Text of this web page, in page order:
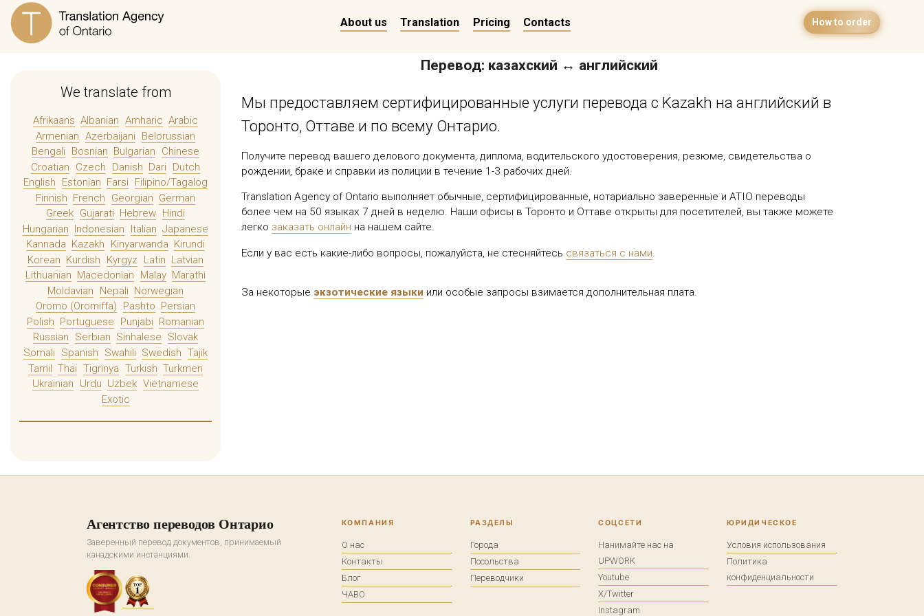
How to order
About us Translation Pricing Contacts
We translate from
Afrikaans Albanian Amharic Arabic
Armenian Azerbaijani
Belorussian
Bengali
Bosnian Bulgarian
Chinese
Croatian
Czech Danish Dari
Dutch
English
Estonian Farsi
Filipino/Tagalog
Finnish French Georgian German
Greek Gujarati Hebrew Hindi
Hungarian Indonesian Italian Japanese
Kannada Kazakh Kinyarwanda Kirundi
Korean Kurdish Kyrgyz Latin Latvian
Lithuanian
Macedonian Malay Marathi
Moldavian
Nepali Norwegian
Oromo (Oromiffa)
Pashto
Persian
Polish Portuguese Punjabi Romanian
Russian
Serbian Sinhalese
Slovak
Somali
Spanish Swahili Swedish Tajik
Tamil Thai Tigrinya Turkish Turkmen
Ukrainian
Urdu Uzbek Vietnamese
Exotic
Перевод: казахский ↔ английский
Мы предоставляем сертифицированные услуги перевода с Kazakh на английский в
Торонто, Оттаве и по всему Онтарио.
Получите перевод вашего делового документа, диплома, водительского удостоверения, резюме, свидетельства о
рождении, браке и справки из полиции в течение 1-3 рабочих дней.
Translation Agency of Ontario выполняет обычные, сертифицированные, нотариально заверенные и ATIO переводы
более чем на 50 языках 7 дней в неделю. Наши офисы в Торонто и Оттаве открыты для посетителей, вы также можете
легко заказать онлайн на нашем сайте.
Если у вас есть какие-либо вопросы, пожалуйста, не стесняйтесь связаться с нами.
За некоторые экзотические языки или особые запросы взимается дополнительная плата.
Агентство переводов Онтарио
Заверенный перевод документов, принимаемый
канадскими инстанциями.
КОМПАНИЯ
О нас
Контакты
Блог
ЧАВО
РАЗДЕЛЫ
Города
Посольства
Переводчики
СОЦСЕТИ
Нанимайте нас на
UPWORK
Youtube
X/Twitter
Instagram
ЮРИДИЧЕСКОЕ
Условия использования
Политика
конфиденциальности